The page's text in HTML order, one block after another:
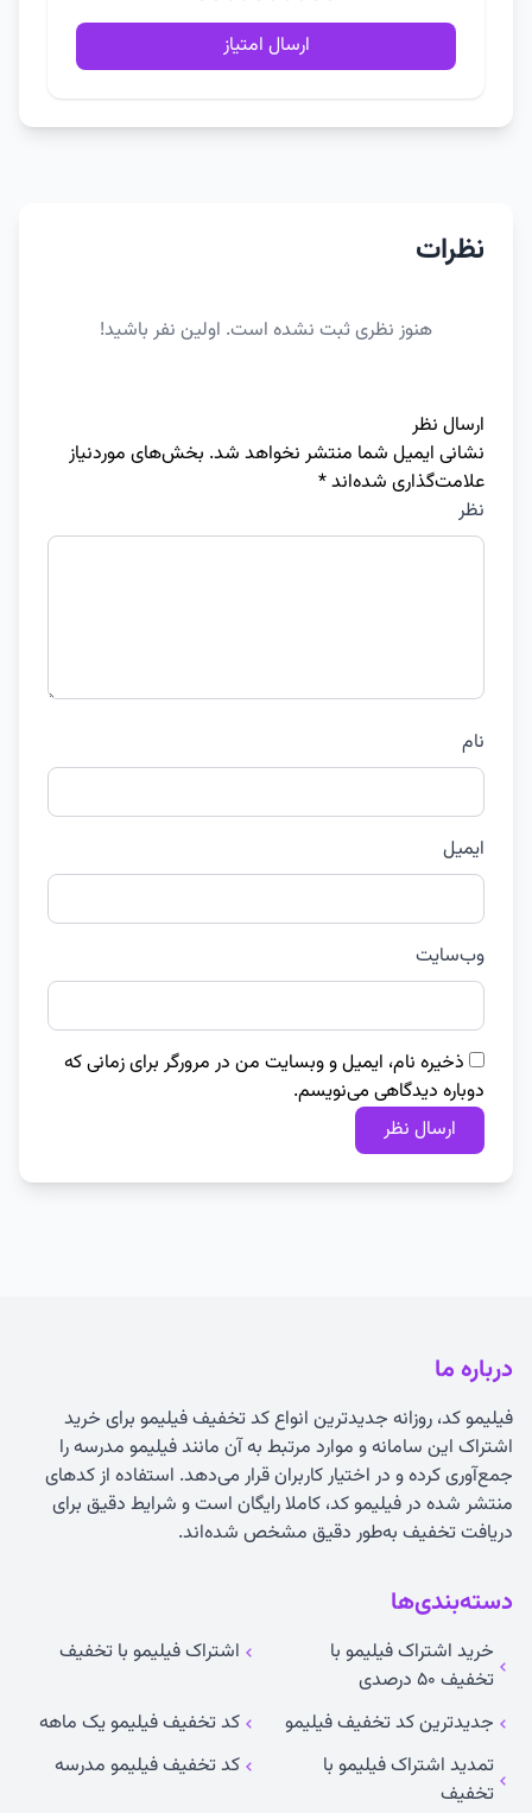
ارسال امتیاز
نظرات
هنوز نظری ثبت نشده است. اولین نفر باشید!
ارسال نظر
نشانی ایمیل شما منتشر نخواهد شد. بخش‌های موردنیاز
علامت‌گذاری شده‌اند*
نظر
نام
ایمیل
وب‌سایت
ذخیره نام، ایمیل و وبسایت من در مرورگر برای زمانی که
دوباره دیدگاهی می‌نویسم.
درباره ما
فیلیمو کد، روزانه جدیدترین انواعکد تخفیف فیلیمو برای خرید
اشتراک این سامانه و موارد مرتبط به آن مانند فیلیمو مدرسه را
جمع‌آوری کرده و در اختیار کاربران قرار می‌دهد. استفاده از کدهای
منتشر شده در فیلیمو کد، کاملا رایگان است و شرایط دقیق برای
دریافت تخفیف به‌طور دقیق مشخص شده‌اند.
دسته‌بندی‌ها
خرید اشتراک فیلیمو با
تخفیف ۵۰ درصدی
اشتراک فیلیمو با تخفیف
جدیدترین کد تخفیف فیلیمو
کد تخفیف فیلیمو یک ماهه
تمدید اشتراک فیلیمو با
تخفیف
کد تخفیف فیلیمو مدرسه